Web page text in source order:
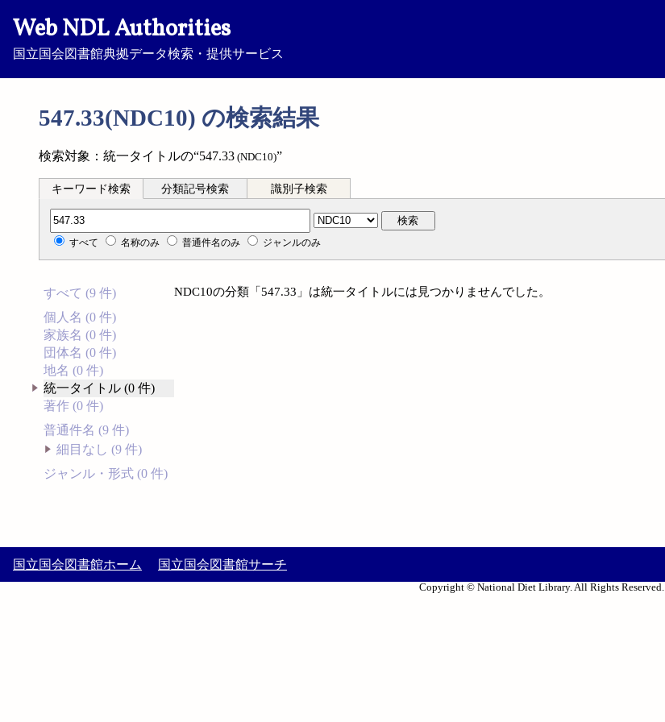
Web NDL Authorities
国立国会図書館典拠データ検索・提供サービス
547.33(NDC10) の検索結果
検索対象：統一タイトルの“547.33 (NDC10)”
キーワード検索 分類記号検索 識別子検索
分類記号検索 検索
すべて 名称のみ 普通件名のみ ジャンルのみ
すべて (9 件)
個人名 (0 件)
家族名 (0 件)
団体名 (0 件)
地名 (0 件)
統一タイトル (0 件)
著作 (0 件)
普通件名 (9 件)
細目なし (9 件)
ジャンル・形式 (0 件)
NDC10の分類「547.33」は統一タイトルには見つかりませんでした。
国立国会図書館ホーム 国立国会図書館サーチ
Copyright © National Diet Library. All Rights Reserved.